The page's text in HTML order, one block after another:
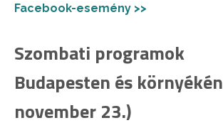
Facebook-esemény >>
Szombati programok
Budapesten és környékén
november 23.)